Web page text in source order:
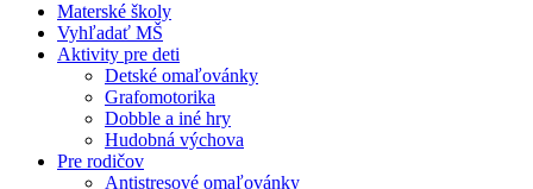
Materské školy
Vyhľadať MŠ
Aktivity pre deti
Detské omaľovánky
Grafomotorika
Dobble a iné hry
Hudobná výchova
Pre rodičov
Antistresové omaľovánky